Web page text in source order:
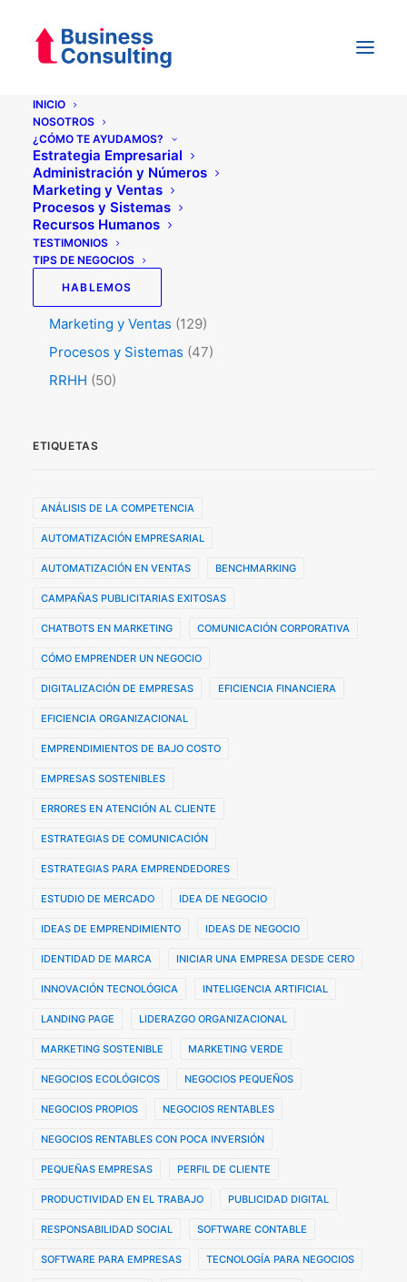
INICIO
NOSOTROS
¿CÓMO TE AYUDAMOS?
Estrategia Empresarial
Administración y Números
Marketing y Ventas
Procesos y Sistemas
Recursos Humanos
TESTIMONIOS
TIPS DE NEGOCIOS
HABLEMOS
Categorías
Testimonios(5)
Tips de Negocios
Administración y Números
Estrategia(74)
Marketing y Ventas (129)
Procesos y Sistemas (47)
RRHH (50)
ETIQUETAS
ANÁLISIS DE LA COMPETENCIA
AUTOMATIZACIÓN EMPRESARIAL
AUTOMATIZACIÓN EN VENTAS BENCHMARKING
CAMPAÑAS PUBLICITARIAS EXITOSAS
CHATBOTS EN MARKETING COMUNICACIÓN CORPORATIVA
CÓMO EMPRENDER UN NEGOCIO
DIGITALIZACIÓN DE EMPRESAS EFICIENCIA FINANCIERA
EFICIENCIA ORGANIZACIONAL
EMPRENDIMIENTOS DE BAJO COSTO
EMPRESAS SOSTENIBLES
ERRORES EN ATENCIÓN AL CLIENTE
ESTRATEGIAS DE COMUNICACIÓN
ESTRATEGIAS PARA EMPRENDEDORES
ESTUDIO DE MERCADO IDEA DE NEGOCIO
IDEAS DE EMPRENDIMIENTO IDEAS DE NEGOCIO
IDENTIDAD DE MARCA INICIAR UNA EMPRESA DESDE CERO
INNOVACIÓN TECNOLÓGICA INTELIGENCIA ARTIFICIAL
LANDING PAGE LIDERAZGO ORGANIZACIONAL
MARKETING SOSTENIBLE MARKETING VERDE
NEGOCIOS ECOLÓGICOS NEGOCIOS PEQUEÑOS
NEGOCIOS PROPIOS NEGOCIOS RENTABLES
NEGOCIOS RENTABLES CON POCA INVERSIÓN
PEQUEÑAS EMPRESAS PERFIL DE CLIENTE
PRODUCTIVIDAD EN EL TRABAJO PUBLICIDAD DIGITAL
RESPONSABILIDAD SOCIAL SOFTWARE CONTABLE
SOFTWARE PARA EMPRESAS TECNOLOGÍA PARA NEGOCIOS